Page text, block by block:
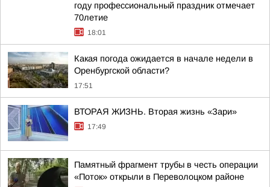
году профессиональный праздник отмечает
70летие
18:01
Какая погода ожидается в начале недели в
Оренбургской области?
17:51
ВТОРАЯ ЖИЗНЬ. Вторая жизнь «Зари»
17:49
Памятный фрагмент трубы в честь операции
«Поток» открыли в Переволоцком районе